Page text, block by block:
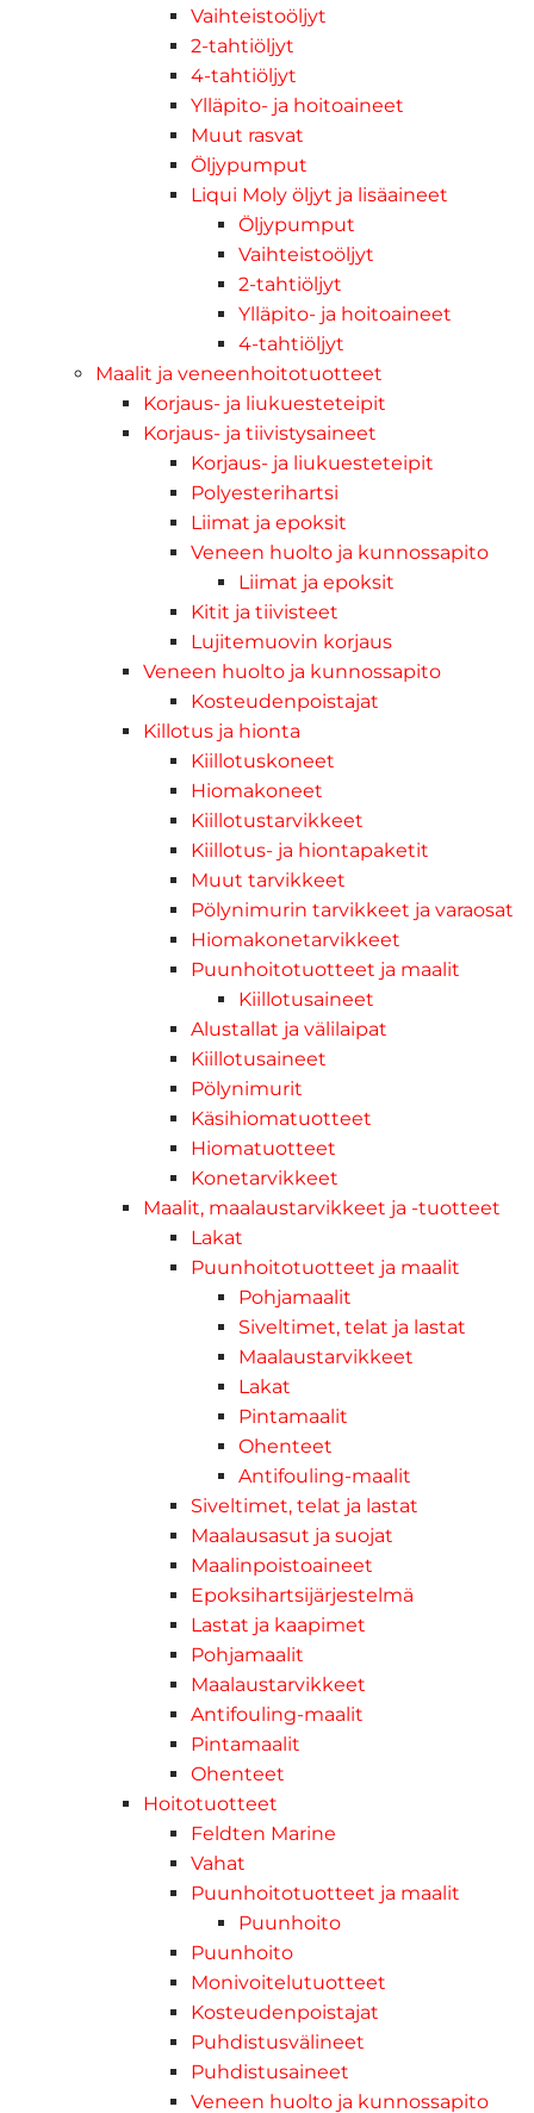
Vaihteistoöljyt
2-tahtiöljyt
4-tahtiöljyt
Ylläpito- ja hoitoaineet
Muut rasvat
Öljypumput
Liqui Moly öljyt ja lisäaineet
Öljypumput
Vaihteistoöljyt
2-tahtiöljyt
Ylläpito- ja hoitoaineet
4-tahtiöljyt
Maalit ja veneenhoitotuotteet
Korjaus- ja liukuesteteipit
Korjaus- ja tiivistysaineet
Korjaus- ja liukuesteteipit
Polyesterihartsi
Liimat ja epoksit
Veneen huolto ja kunnossapito
Liimat ja epoksit
Kitit ja tiivisteet
Lujitemuovin korjaus
Veneen huolto ja kunnossapito
Kosteudenpoistajat
Killotus ja hionta
Kiillotuskoneet
Hiomakoneet
Kiillotustarvikkeet
Kiillotus- ja hiontapaketit
Muut tarvikkeet
Pölynimurin tarvikkeet ja varaosat
Hiomakonetarvikkeet
Puunhoitotuotteet ja maalit
Kiillotusaineet
Alustallat ja välilaipat
Kiillotusaineet
Pölynimurit
Käsihiomatuotteet
Hiomatuotteet
Konetarvikkeet
Maalit, maalaustarvikkeet ja -tuotteet
Lakat
Puunhoitotuotteet ja maalit
Pohjamaalit
Siveltimet, telat ja lastat
Maalaustarvikkeet
Lakat
Pintamaalit
Ohenteet
Antifouling-maalit
Siveltimet, telat ja lastat
Maalausasut ja suojat
Maalinpoistoaineet
Epoksihartsijärjestelmä
Lastat ja kaapimet
Pohjamaalit
Maalaustarvikkeet
Antifouling-maalit
Pintamaalit
Ohenteet
Hoitotuotteet
Feldten Marine
Vahat
Puunhoitotuotteet ja maalit
Puunhoito
Puunhoito
Monivoitelutuotteet
Kosteudenpoistajat
Puhdistusvälineet
Puhdistusaineet
Veneen huolto ja kunnossapito